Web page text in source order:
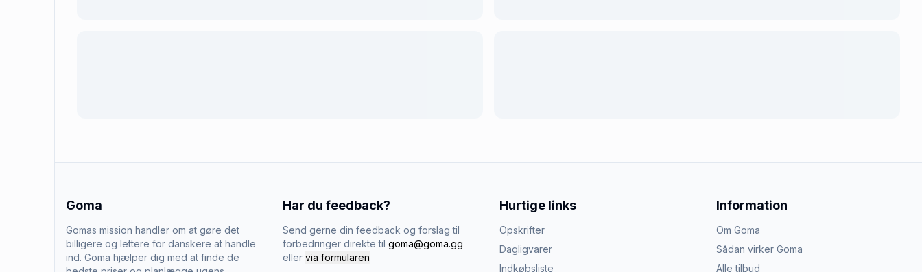
Goma
Gomas mission handler om at gøre det
billigere og lettere for danskere at handle
ind. Goma hjælper dig med at finde de
Har du feedback?
Send gerne din feedback og forslag til
forbedringer direkte til goma@goma.gg
eller via formularen
Hurtige links
Opskrifter
Dagligvarer
Indkøbsliste
Information
Om Goma
Sådan virker Goma
Alle tilbud